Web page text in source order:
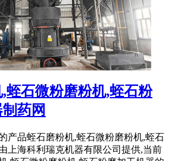
蛭石微粉磨粉机,蛭石粉
药网
产品蛭石磨粉机,蛭石微粉磨粉机,蛭石
上海科利瑞克机器有限公司提供,当前